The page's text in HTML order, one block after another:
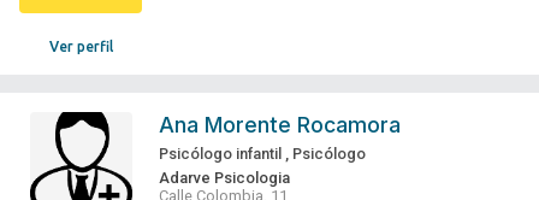
Ver perfil
Ana Morente Rocamora
Psicólogo infantil , Psicólogo
Adarve Psicologia
Calle Colombia, 11